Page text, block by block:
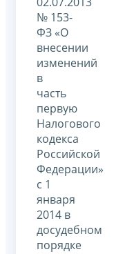
№ 153-
ФЗ «О
внесении
изменений
в
часть
первую
Налогового
кодекса
Российской
Федерации»
с 1
января
2014 в
досудебном
порядке